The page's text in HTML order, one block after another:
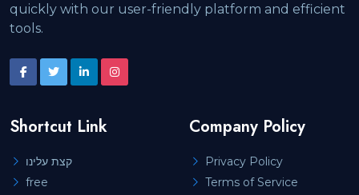
quickly with our user-friendly platform and efficient
tools.
Shortcut Link
קצת עלינו
free
Company Policy
Privacy Policy
Terms of Service